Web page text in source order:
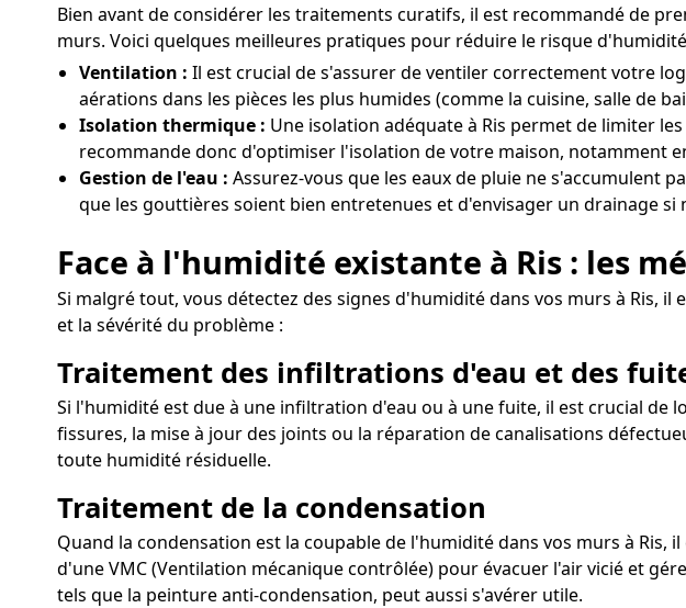
Bien avant de considérer les traitements curatifs, il est recommandé de
murs. Voici quelques meilleures pratiques pour réduire le risque
Ventilation : Il est crucial de s'assurer de ventiler correctement votre
aérations dans les pièces les plus humides (comme la cuisine, salle de
Isolation thermique : Une isolation adéquate à Ris permet de limiter
recommande donc d'optimiser l'isolation de votre maison, notamment
Gestion de l'eau : Assurez-vous que les eaux de pluie ne s'accumulent
que les gouttières soient bien entretenues et d'envisager un drainage si
Face à l'humidité existante à Ris : les
Si malgré tout, vous détectez des signes d'humidité dans vos murs à Ris,
et la sévérité du problème :
Traitement des infiltrations d'eau et des
Si l'humidité est due à une infiltration d'eau ou à une fuite, il est crucial de
fissures, la mise à jour des joints ou la réparation de canalisations
toute humidité résiduelle.
Traitement de la condensation
Quand la condensation est la coupable de l'humidité dans vos murs à
d'une VMC (Ventilation mécanique contrôlée) pour évacuer l'air vicié et
tels que la peinture anti-condensation, peut aussi s'avérer utile.